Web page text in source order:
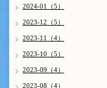
2024-01（5）
2023-12（5）
2023-11（4）
2023-10（5）
2023-09（4）
2023-08（4）